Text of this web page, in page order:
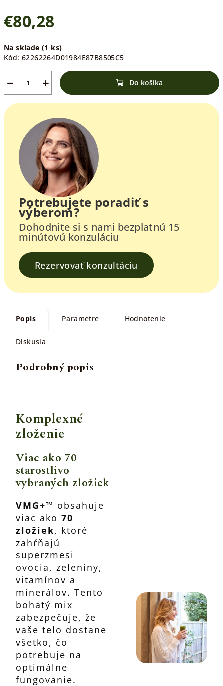
€80,28
cena:
Na sklade(1 ks)
Kód: 62262264D01984E87B8505C5
+
− Do košíka
Potrebujete poradiť s
výberom?
Dohodnite si s nami bezplatnú 15
minútovú konzuláciu
Rezervovať konzultáciu
Popis Parametre Hodnotenie
Diskusia
Podrobný popis
Komplexné
zloženie
Viac ako 70
starostlivo
vybraných zložiek
VMG+™ obsahuje
viac ako 70
zložiek, ktoré
zahŕňajú
superzmesi
ovocia, zeleniny,
vitamínov a
minerálov. Tento
bohatý mix
zabezpečuje, že
vaše telo dostane
všetko, čo
potrebuje na
optimálne
fungovanie.